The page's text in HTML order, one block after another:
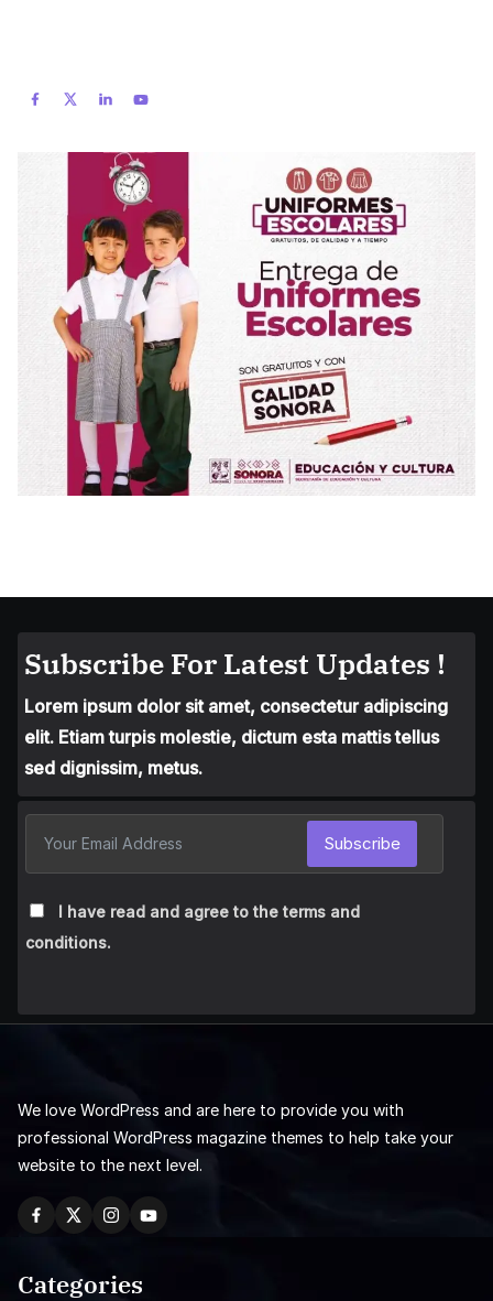
Subscribe For Latest Updates !
Lorem ipsum dolor sit amet, consectetur adipiscing
elit. Etiam turpis molestie, dictum esta mattis tellus
sed dignissim, metus.
I have read and agree to the terms and
conditions.
Subscribe
We love WordPress and are here to provide you with
professional WordPress magazine themes to help take your
website to the next level.
Categories